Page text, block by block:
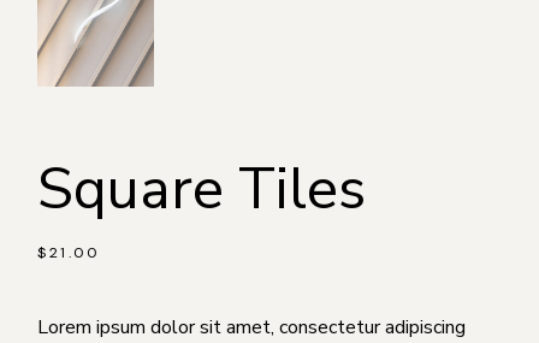
Square Tiles
$21.00
Lorem ipsum dolor sit amet, consectetur adipiscing